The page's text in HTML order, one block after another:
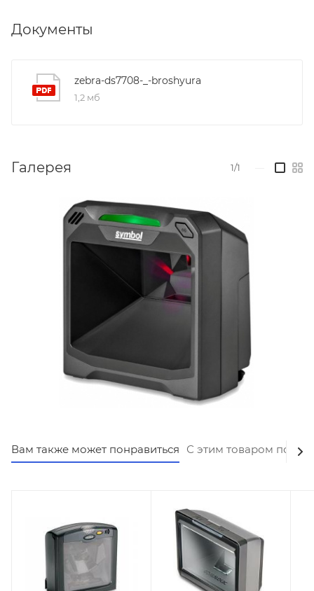
Самое большое поле обзора и всенаправленное
Исключительная долговечность
функциональность и обеспечивает
дополнительные преимущества
Удобство встроенных функций
Документы
zebra-ds7708-_-broshyura
1,2 мб
Галерея 1/1
Вам также может понравиться С этим товаром